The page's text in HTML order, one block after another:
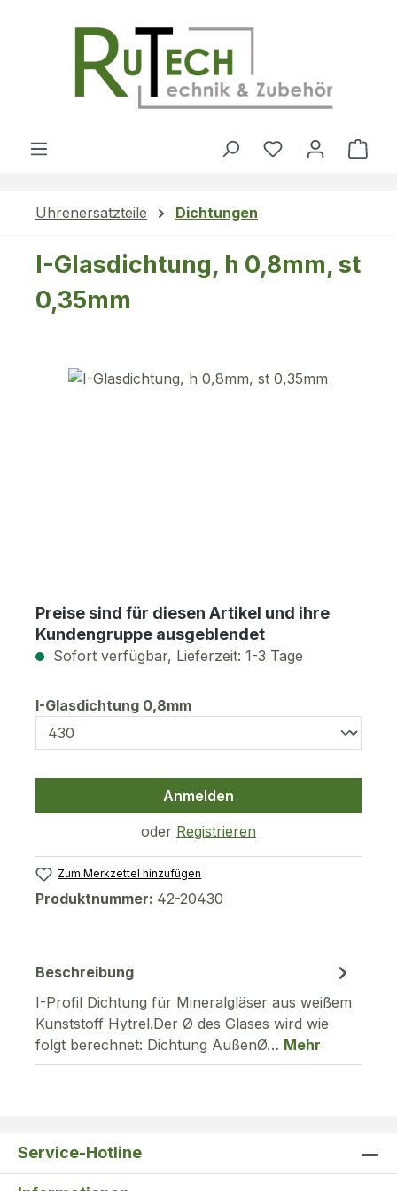
Du hast 0
Uhrenersatzteile Dichtungen
I-Glasdichtung, h 0,8mm, st
0,35mm
Bildergalerie überspringen
Preise sind für diesen Artikel und ihre
Kundengruppe ausgeblendet
Sofort verfügbar, Lieferzeit: 1-3 Tage
I-Glasdichtung 0,8mmauswählen
Anmelden
oder Registrieren
Zum Merkzettel hinzufügen
Produktnummer: 42-20430
Beschreibung
I-Profil Dichtung für Mineralgläser aus weißem
Kunststoff Hytrel.Der Ø des Glases wird wie
folgt berechnet: Dichtung AußenØ… Mehr
Service-Hotline